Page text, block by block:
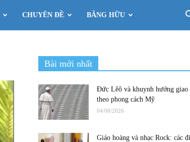
CHUYÊN ĐỀ BẰNG HỮU
Bài mới nhất
Đức Lêô và khuynh hướng giao
theo phong cách Mỹ
04/08/2026
Giáo hoàng và nhạc Rock: các